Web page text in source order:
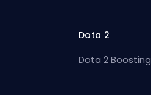
Dota 2
Dota 2 Boosting